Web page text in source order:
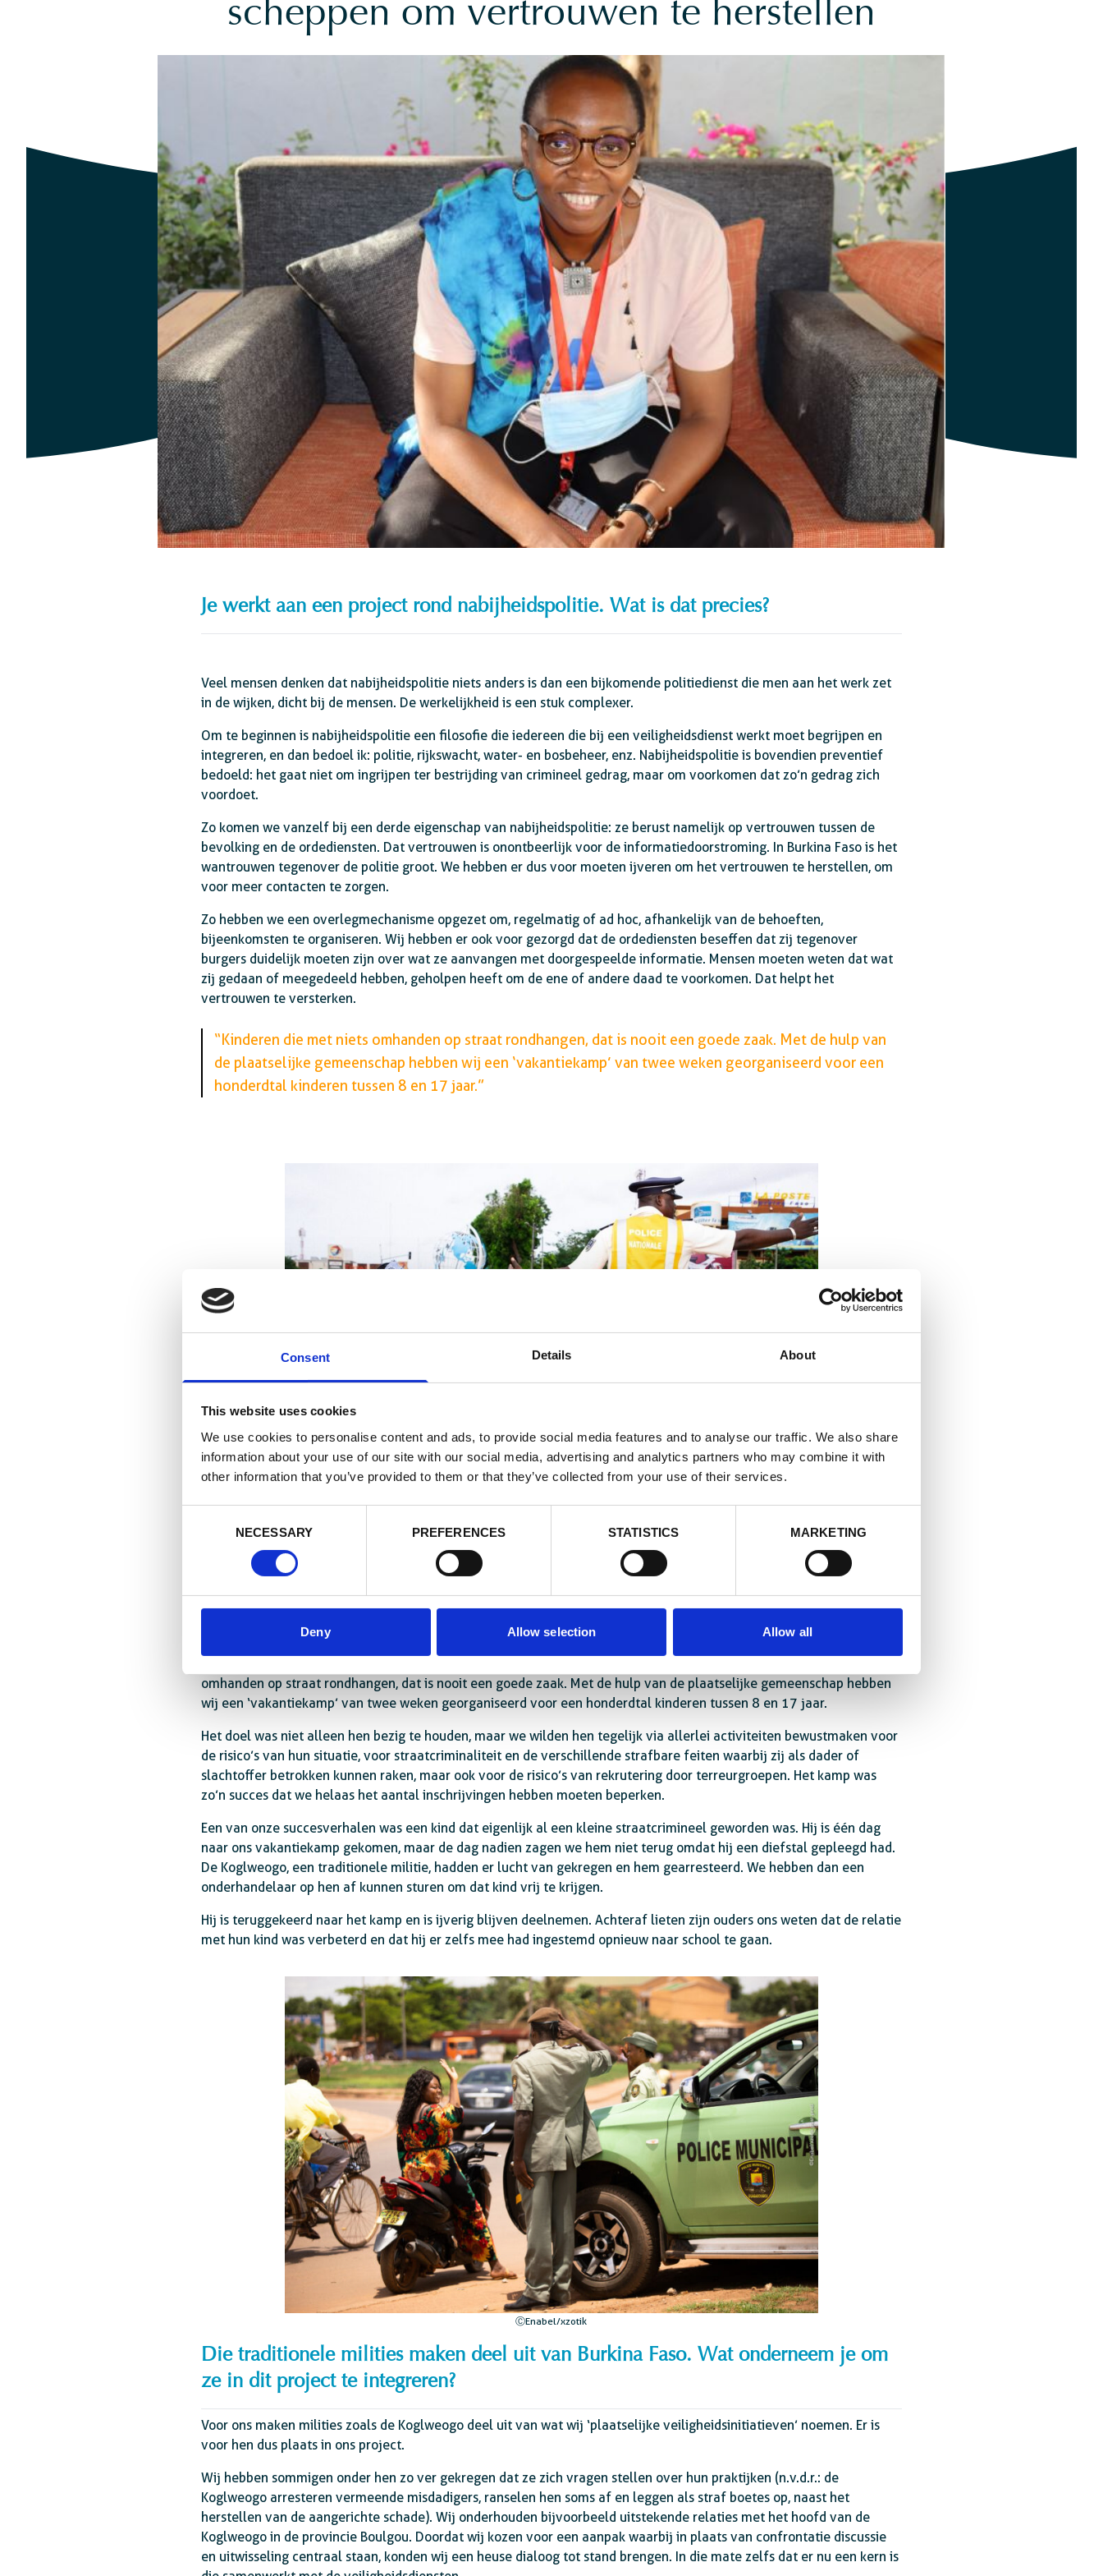
Consent Details About
This website uses cookies
We use cookies to personalise content and ads, to provide social media features and to analyse our traffic. We also share
information about your use of our site with our social media, advertising and analytics partners who may combine it with
other information that you’ve provided to them or that they’ve collected from your use of their services.
NECESSARY PREFERENCES STATISTICS MARKETING
Deny Allow selection Allow all
scheppen om vertrouwen te herstellen
Je werkt aan een project rond nabijheidspolitie. Wat is dat precies?
Veel mensen denken dat nabijheidspolitie niets anders is dan een bijkomende politiedienst die men aan het werk zet
in de wijken, dicht bij de mensen. De werkelijkheid is een stuk complexer.
Om te beginnen is nabijheidspolitie een filosofie die iedereen die bij een veiligheidsdienst werkt moet begrijpen en
integreren, en dan bedoel ik: politie, rijkswacht, water- en bosbeheer, enz. Nabijheidspolitie is bovendien preventief
bedoeld: het gaat niet om ingrijpen ter bestrijding van crimineel gedrag, maar om voorkomen dat zo’n gedrag zich
voordoet.
Zo komen we vanzelf bij een derde eigenschap van nabijheidspolitie: ze berust namelijk op vertrouwen tussen de
bevolking en de ordediensten. Dat vertrouwen is onontbeerlijk voor de informatiedoorstroming. In Burkina Faso is het
wantrouwen tegenover de politie groot. We hebben er dus voor moeten ijveren om het vertrouwen te herstellen, om
voor meer contacten te zorgen.
Zo hebben we een overlegmechanisme opgezet om, regelmatig of ad hoc, afhankelijk van de behoeften,
bijeenkomsten te organiseren. Wij hebben er ook voor gezorgd dat de ordediensten beseffen dat zij tegenover
burgers duidelijk moeten zijn over wat ze aanvangen met doorgespeelde informatie. Mensen moeten weten dat wat
zij gedaan of meegedeeld hebben, geholpen heeft om de ene of andere daad te voorkomen. Dat helpt het
vertrouwen te versterken.
“Kinderen die met niets omhanden op straat rondhangen, dat is nooit een goede zaak. Met de hulp van
de plaatselijke gemeenschap hebben wij een ‘vakantiekamp’ van twee weken georganiseerd voor een
honderdtal kinderen tussen 8 en 17 jaar.”
Kun je daar concrete voorbeelden van geven?
Ons project loopt in de regio Centre-Est, die grenst aan Ghana en Togo. Veel gezinnen hadden er een
Maar als gevolg van terrorisme en de coronapandemie gingen de grenzen dicht en droogde deze bron van inkomsten
omhanden op straat rondhangen, dat is nooit een goede zaak. Met de hulp van de plaatselijke gemeenschap hebben
wij een ‘vakantiekamp’ van twee weken georganiseerd voor een honderdtal kinderen tussen 8 en 17 jaar.
Het doel was niet alleen hen bezig te houden, maar we wilden hen tegelijk via allerlei activiteiten bewustmaken voor
de risico’s van hun situatie, voor straatcriminaliteit en de verschillende strafbare feiten waarbij zij als dader of
slachtoffer betrokken kunnen raken, maar ook voor de risico’s van rekrutering door terreurgroepen. Het kamp was
zo’n succes dat we helaas het aantal inschrijvingen hebben moeten beperken.
Een van onze succesverhalen was een kind dat eigenlijk al een kleine straatcrimineel geworden was. Hij is één dag
naar ons vakantiekamp gekomen, maar de dag nadien zagen we hem niet terug omdat hij een diefstal gepleegd had.
De Koglweogo, een traditionele militie, hadden er lucht van gekregen en hem gearresteerd. We hebben dan een
onderhandelaar op hen af kunnen sturen om dat kind vrij te krijgen.
Hij is teruggekeerd naar het kamp en is ijverig blijven deelnemen. Achteraf lieten zijn ouders ons weten dat de relatie
met hun kind was verbeterd en dat hij er zelfs mee had ingestemd opnieuw naar school te gaan.
ⒸEnabel/xzotik
Die traditionele milities maken deel uit van Burkina Faso. Wat onderneem je om
ze in dit project te integreren?
Voor ons maken milities zoals de Koglweogo deel uit van wat wij ‘plaatselijke veiligheidsinitiatieven’ noemen. Er is
voor hen dus plaats in ons project.
Wij hebben sommigen onder hen zo ver gekregen dat ze zich vragen stellen over hun praktijken (n.v.d.r.: de
Koglweogo arresteren vermeende misdadigers, ranselen hen soms af en leggen als straf boetes op, naast het
herstellen van de aangerichte schade). Wij onderhouden bijvoorbeeld uitstekende relaties met het hoofd van de
Koglweogo in de provincie Boulgou. Doordat wij kozen voor een aanpak waarbij in plaats van confrontatie discussie
en uitwisseling centraal staan, konden wij een heuse dialoog tot stand brengen. In die mate zelfs dat er nu een kern is